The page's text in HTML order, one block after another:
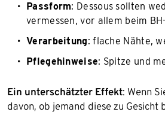
Passform: Dessous sollten
vermessen, vor allem beim
Verarbeitung: flache Nähte,
Pflegehinweise: Spitze und
Ein unterschätzter Effekt: Wenn
davon, ob jemand diese zu